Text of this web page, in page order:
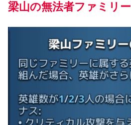
梁山の無法者ファミリー